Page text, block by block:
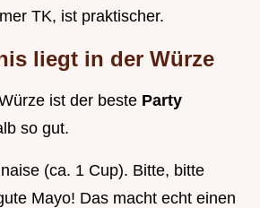
TK, ist praktischer.
liegt in der Würze
ist der beste Party
so gut.
(ca. 1 Cup). Bitte, bitte
Mayo! Das macht echt einen